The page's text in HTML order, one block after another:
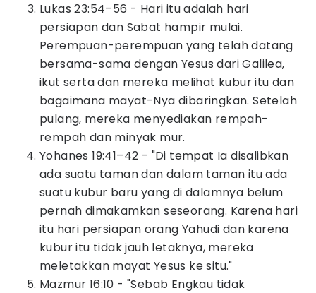
Lukas 23:54–56 - Hari itu adalah hari
persiapan dan Sabat hampir mulai.
Perempuan-perempuan yang telah datang
bersama-sama dengan Yesus dari Galilea,
ikut serta dan mereka melihat kubur itu dan
bagaimana mayat-Nya dibaringkan. Setelah
pulang, mereka menyediakan rempah-
rempah dan minyak mur.
Yohanes 19:41–42 - "Di tempat Ia disalibkan
ada suatu taman dan dalam taman itu ada
suatu kubur baru yang di dalamnya belum
pernah dimakamkan seseorang. Karena hari
itu hari persiapan orang Yahudi dan karena
kubur itu tidak jauh letaknya, mereka
meletakkan mayat Yesus ke situ."
Mazmur 16:10 - "Sebab Engkau tidak